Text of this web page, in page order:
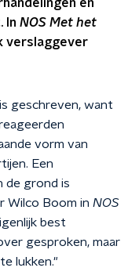
en
In NOS Met het
verslaggever
geschreven, want
vorm van
Een
de grond is
Wilco Boom in NOS
best
gesproken, maar
lukken."